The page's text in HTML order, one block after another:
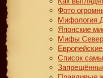
Фото
Мифология
Японские
Мифы
Список